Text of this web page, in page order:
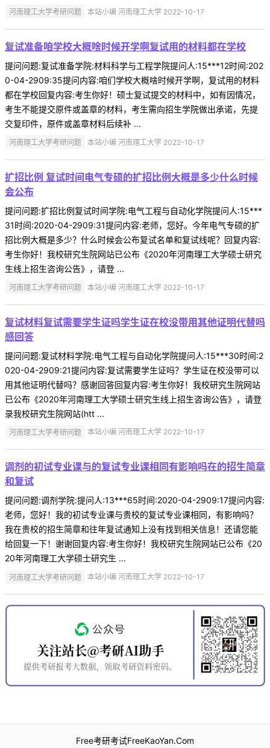
河南理工大学考研问题 本站小编 河南理工大学 2022-10-17
复试准备咱学校大概啥时候开学啊复试用的材料都在学校
提问问题:复试准备学院:材料科学与工程学院提问人:15***12时间:202
0-04-2909:35提问内容:咱们学校大概啥时候开学啊，复试用的材料
都在学校回复内容:考生你好！硕士复试提交的材料中，如有因情况，
考生不能提交原件或盖章的材料，考生需向招生学院做出承诺，先提
交复印件，原件或盖章材料后续补 ...
河南理工大学考研问题 本站小编 河南理工大学 2022-10-17
扩招比例 复试时间电气专硕的扩招比例大概是多少什么时候
会公布
提问问题:扩招比例复试时间学院:电气工程与自动化学院提问人:15***
31时间:2020-04-2909:31提问内容:老师，您好。今年电气专硕的扩
招比例大概是多少？什么时候会公布复试名单和复试线呢？回复内容:
考生你好！我校研究生院网站已公布《2020年河南理工大学硕士研究
生线上招生咨询公告》，请登 ...
河南理工大学考研问题 本站小编 河南理工大学 2022-10-17
复试材料复试需要学生证吗学生证在校没带用其他证明代替吗
感回答
提问问题:复试材料学院:电气工程与自动化学院提问人:15***30时间:2
020-04-2909:21提问内容:复试需要学生证吗？学生证在校没带可以
用其他证明代替吗？感谢回答回复内容:考生你好！我校研究生院网站
已公布《2020年河南理工大学硕士研究生线上招生咨询公告》，请登
录我校研究生院网站(htt ...
河南理工大学考研问题 本站小编 河南理工大学 2022-10-17
调剂的初试专业课与的复试专业课相同有影响吗在的招生简章
和复试
提问问题:调剂学院:提问人:13***65时间:2020-04-2909:17提问内容:
老师，您好！我的初试专业课与贵校的复试专业课相同，有影响吗？
我在贵校的招生简章和往年复试通知上没有找到相关信息！还请您能
给回复一下！谢谢回复内容:考生你好！我校研究生院网站已公布《20
20年河南理工大学硕士研究生 ...
河南理工大学考研问题 本站小编 河南理工大学 2022-10-17
Free考研考试FreeKaoYan.Com